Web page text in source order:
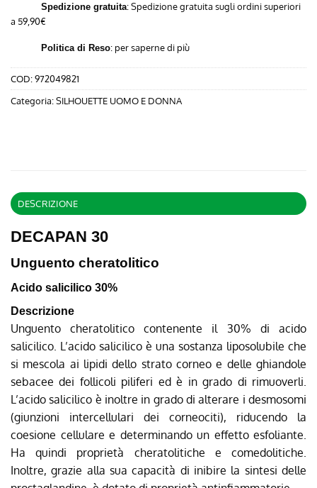
Spedizione gratuita: Spedizione gratuita sugli ordini superiori
a 59,90€
Politica di Reso:per saperne di più
COD:972049821
Categoria:SILHOUETTE UOMO E DONNA
DESCRIZIONE
DECAPAN 30
Unguento cheratolitico
Acido salicilico 30%
Descrizione
Unguento cheratolitico contenente il 30% di acido
salicilico. L’acido salicilico è una sostanza liposolubile che
si mescola ai lipidi dello strato corneo e delle ghiandole
sebacee dei follicoli piliferi ed è in grado di rimuoverli.
L’acido salicilico è inoltre in grado di alterare i desmosomi
(giunzioni intercellulari dei corneociti), riducendo la
coesione cellulare e determinando un effetto esfoliante.
Ha quindi proprietà cheratolitiche e comedolitiche.
Inoltre, grazie alla sua capacità di inibire la sintesi delle